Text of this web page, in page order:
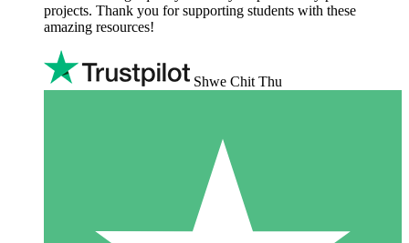
projects. Thank you for supporting students with these
amazing resources!
Shwe Chit Thu